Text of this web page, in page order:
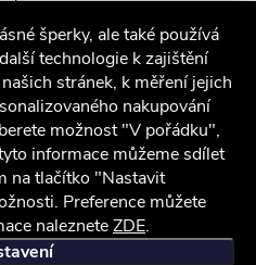
šperky, ale také používá
technologie k zajištění
stránek, k měření jejich
nakupování
možnost "V pořádku",
informace můžeme sdílet
na tlačítko "Nastavit
Preference můžete
nalezneteZDE.
Ochrana osobních údajů